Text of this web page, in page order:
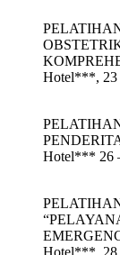
Hotel***, 23
Hotel*** 26